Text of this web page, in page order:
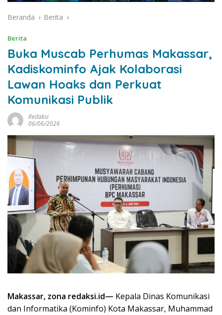
Beranda Berita
Berita
Buka Muscab Perhumas Makassar,
Kadiskominfo Ajak Kolaborasi
Lawan Hoaks dan Perkuat
Komunikasi Publik
Redaksi
06/06/2026
Makassar, zona redaksi.id— Kepala Dinas Komunikasi
dan Informatika (Kominfo) Kota Makassar, Muhammad